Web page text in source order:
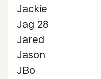
Jackie
Jag 28
Jared
Jason
JBo